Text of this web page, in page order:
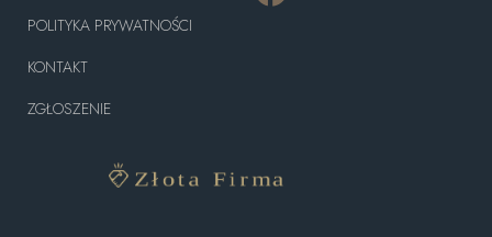
POLITYKA PRYWATNOŚCI
KONTAKT
ZGŁOSZENIE